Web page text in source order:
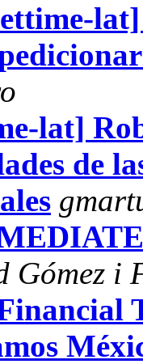
lat]
de
Gómez i